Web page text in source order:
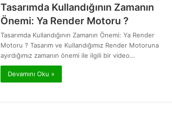
Tasarımda Kullandığının Zamanın
Önemi: Ya Render Motoru ?
Tasarımda Kullandığının Zamanın Önemi: Ya Render
Motoru ? Tasarım ve Kullandığımız Render Motoruna
ayırdığımız zamanın önemi ile ilgili bir video…
Devamını Oku »